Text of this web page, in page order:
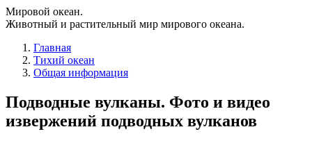
Мировой океан.
Животный и растительный мир мирового океана.
Главная
Тихий океан
Общая информация
Подводные вулканы. Фото и видео
извержений подводных вулканов